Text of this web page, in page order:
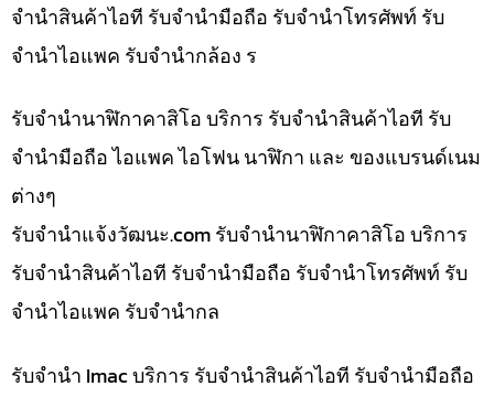
จำนำสินค้าไอที รับจำนำมือถือ รับจำนำโทรศัพท์ รับ
จำนำไอแพค รับจำนำกล้อง ร
รับจำนำนาฬิกาคาสิโอ บริการ รับจำนำสินค้าไอที รับ
จำนำมือถือ ไอแพค ไอโฟน นาฬิกา และ ของแบรนด์เนม
ต่างๆ
รับจํานําแจ้งวัฒนะ.com รับจำนำนาฬิกาคาสิโอ บริการ
รับจำนำสินค้าไอที รับจำนำมือถือ รับจำนำโทรศัพท์ รับ
จำนำไอแพค รับจำนำกล
รับจำนำ Imac บริการ รับจำนำสินค้าไอที รับจำนำมือถือ